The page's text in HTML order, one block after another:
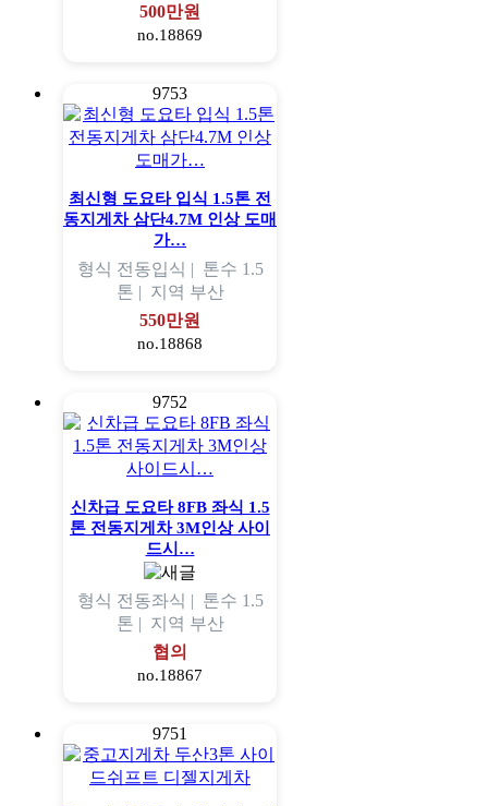
500만원
no.18869
9753
최신형 도요타 입식 1.5톤 전
동지게차 삼단4.7M 인상 도매
가…
형식 전동입식 | 톤수 1.5
톤 | 지역 부산
550만원
no.18868
9752
신차급 도요타 8FB 좌식 1.5
톤 전동지게차 3M인상 사이
드시…
형식 전동좌식 | 톤수 1.5
톤 | 지역 부산
협의
no.18867
9751